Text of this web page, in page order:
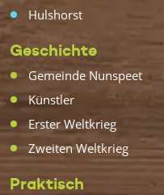
Hulshorst
Geschichte
Gemeinde Nunspeet
Künstler
Erster Weltkrieg
Zweiten Weltkrieg
Praktisch